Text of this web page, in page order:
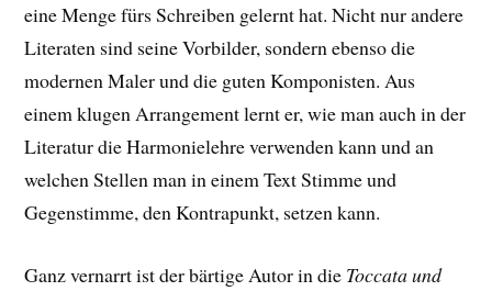
eine Menge fürs Schreiben gelernt hat. Nicht nur andere
Literaten sind seine Vorbilder, sondern ebenso die
modernen Maler und die guten Komponisten. Aus
einem klugen Arrangement lernt er, wie man auch in der
Literatur die Harmonielehre verwenden kann und an
welchen Stellen man in einem Text Stimme und
Gegenstimme, den Kontrapunkt, setzen kann.
Ganz vernarrt ist der bärtige Autor in die Toccata und